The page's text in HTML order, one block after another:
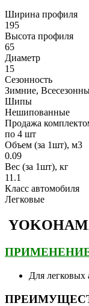
Ширина профиля
195
Высота профиля
65
Диаметр
15
Сезонность
Зимние,
Шипы
Нешипованные
Продажа
по 4 шт
Объем (за 1шт), м3
0.09
Вес (за 1шт), кг
11.1
Класс автомобиля
Легковые
Для легковых